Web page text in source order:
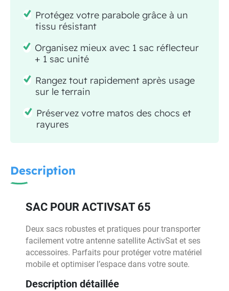
Protégez votre parabole grâce à un
tissu résistant
Organisez mieux avec 1 sac réflecteur
+ 1 sac unité
Rangez tout rapidement après usage
sur le terrain
Préservez votre matos des chocs et
rayures
Description
SAC POUR ACTIVSAT 65
Deux sacs robustes et pratiques pour transporter
facilement votre antenne satellite ActivSat et ses
accessoires. Parfaits pour protéger votre matériel
mobile et optimiser l’espace dans votre soute.
Description détaillée